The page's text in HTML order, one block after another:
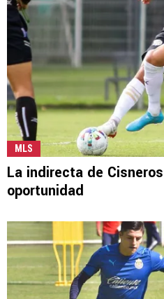
MLS
La indirecta de
oportunidad